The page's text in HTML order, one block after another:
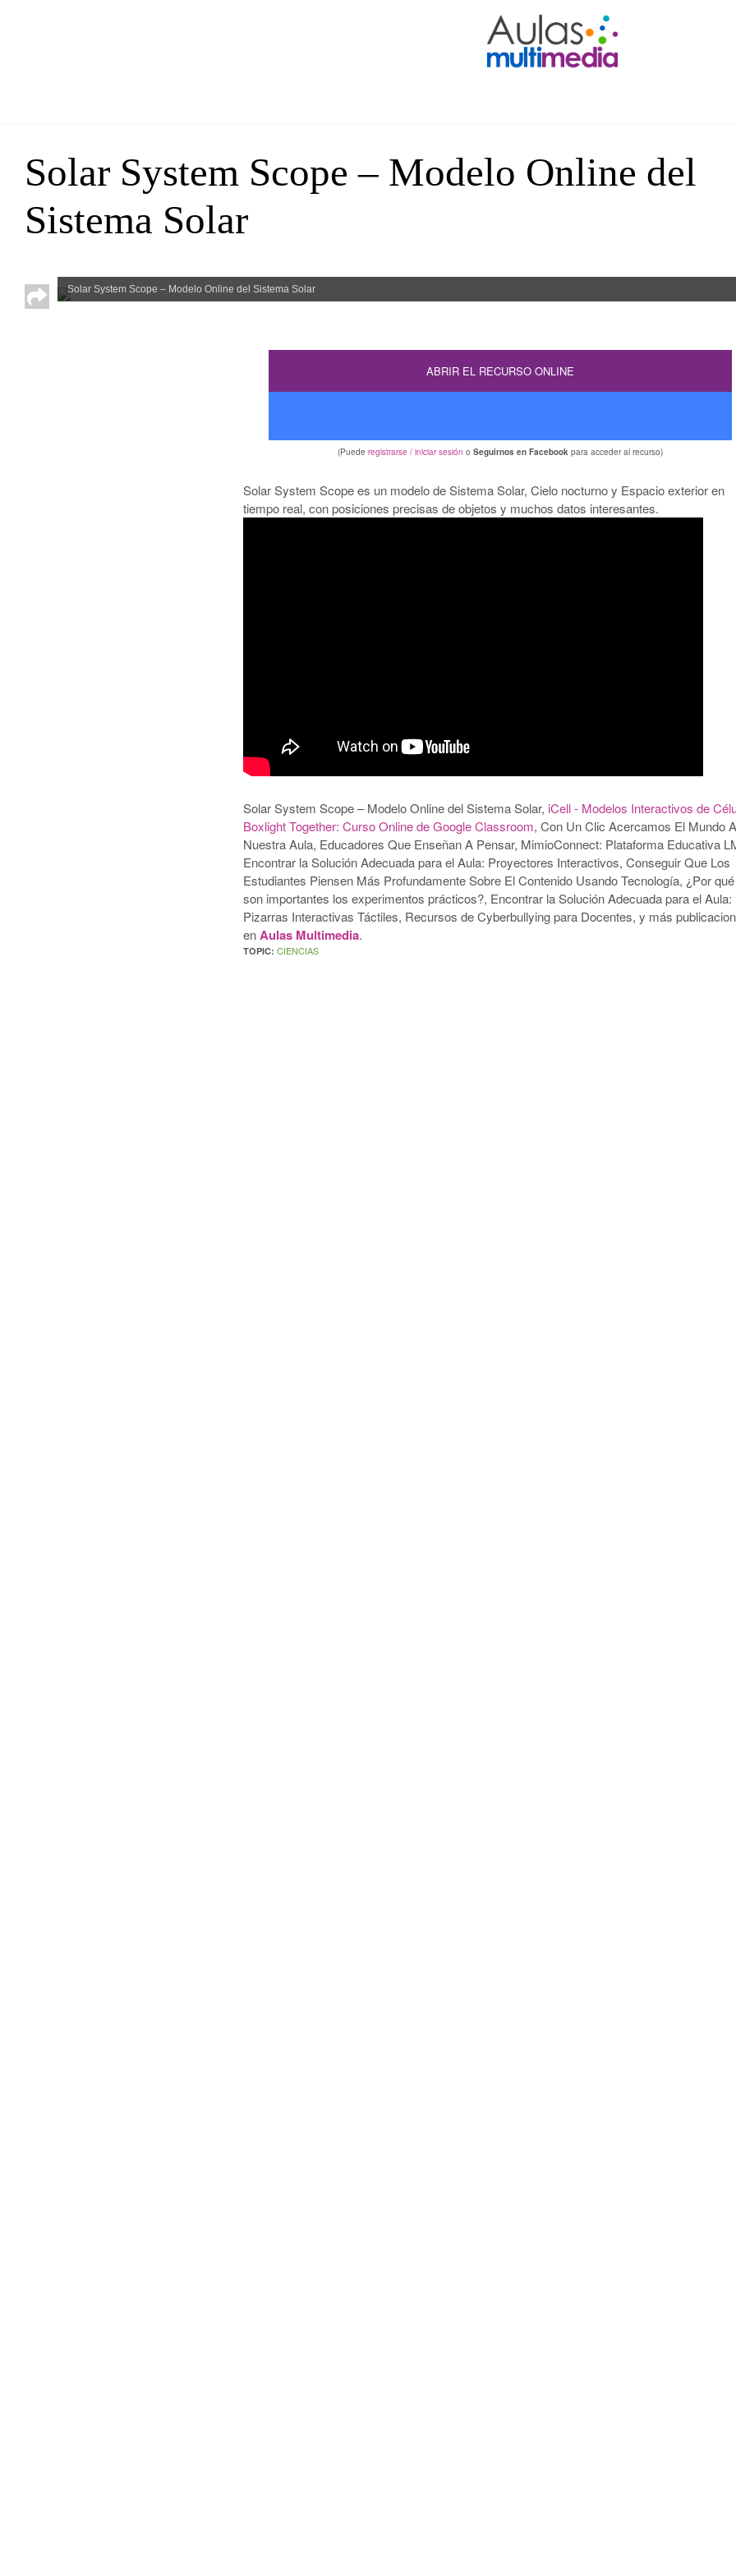
Solar System Scope – Modelo Online del
Sistema Solar
Solar System Scope – Modelo Online del Sistema Solar
ABRIR EL RECURSO ONLINE
(Puede registrarse / iniciar sesión o Seguirnos en Facebookpara acceder al recurso)
Solar System Scope es un modelo de Sistema Solar, Cielo nocturno y Espacio exterior en
tiempo real, con posiciones precisas de objetos y muchos datos interesantes.
Solar System Scope – Modelo Online del Sistema Solar, iCell - Modelos Interactivos de
Boxlight Together: Curso Online de Google Classroom, Con Un Clic Acercamos El Mundo A
Nuestra Aula, Educadores Que Enseñan A Pensar, MimioConnect: Plataforma Educativa
Encontrar la Solución Adecuada para el Aula: Proyectores Interactivos, Conseguir Que Los
Estudiantes Piensen Más Profundamente Sobre El Contenido Usando Tecnología, ¿Por qué
son importantes los experimentos prácticos?, Encontrar la Solución Adecuada para el Aula:
Pizarras Interactivas Táctiles, Recursos de Cyberbullying para Docentes, y más
en Aulas Multimedia.
TOPIC:CIENCIAS